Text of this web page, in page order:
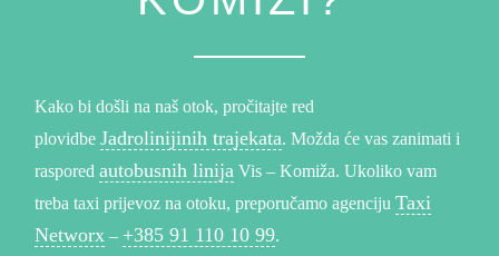
Kako bi došli na naš otok, pročitajte red
plovidbeJadrolinijinih trajekata. Možda će vas zanimati i
rasporedautobusnih linija Vis – Komiža. Ukoliko vam
treba taxi prijevoz na otoku, preporučamo agencijuTaxi
Networx – +385 91 110 10 99.